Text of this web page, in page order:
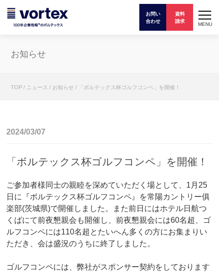
お問い
合わせ
資料
請求
MENU
お知らせ
TOP / ニュース / お知らせ / 「ボルテックス杯ゴルフコンペ」を開催！
2024/03/07
「ボルテックス杯ゴルフコンペ」を開催！
ご参加者様同士の親睦を深めていただく場として、 1 月 25
日に『ボルテックス杯ゴルフコンペ』を常陽カントリー俱
楽部(茨城県)で開催しました。また前日にはホテル日航つ
くばにて前夜懇親会も開催し、前夜懇親会には60名超、ゴ
ルフコンペには110名超とたいへん多くの方にお集まりい
ただき、会は盛況のうちに終了しました。
ゴルフコンペには、弊社がスポンサー契約をしております